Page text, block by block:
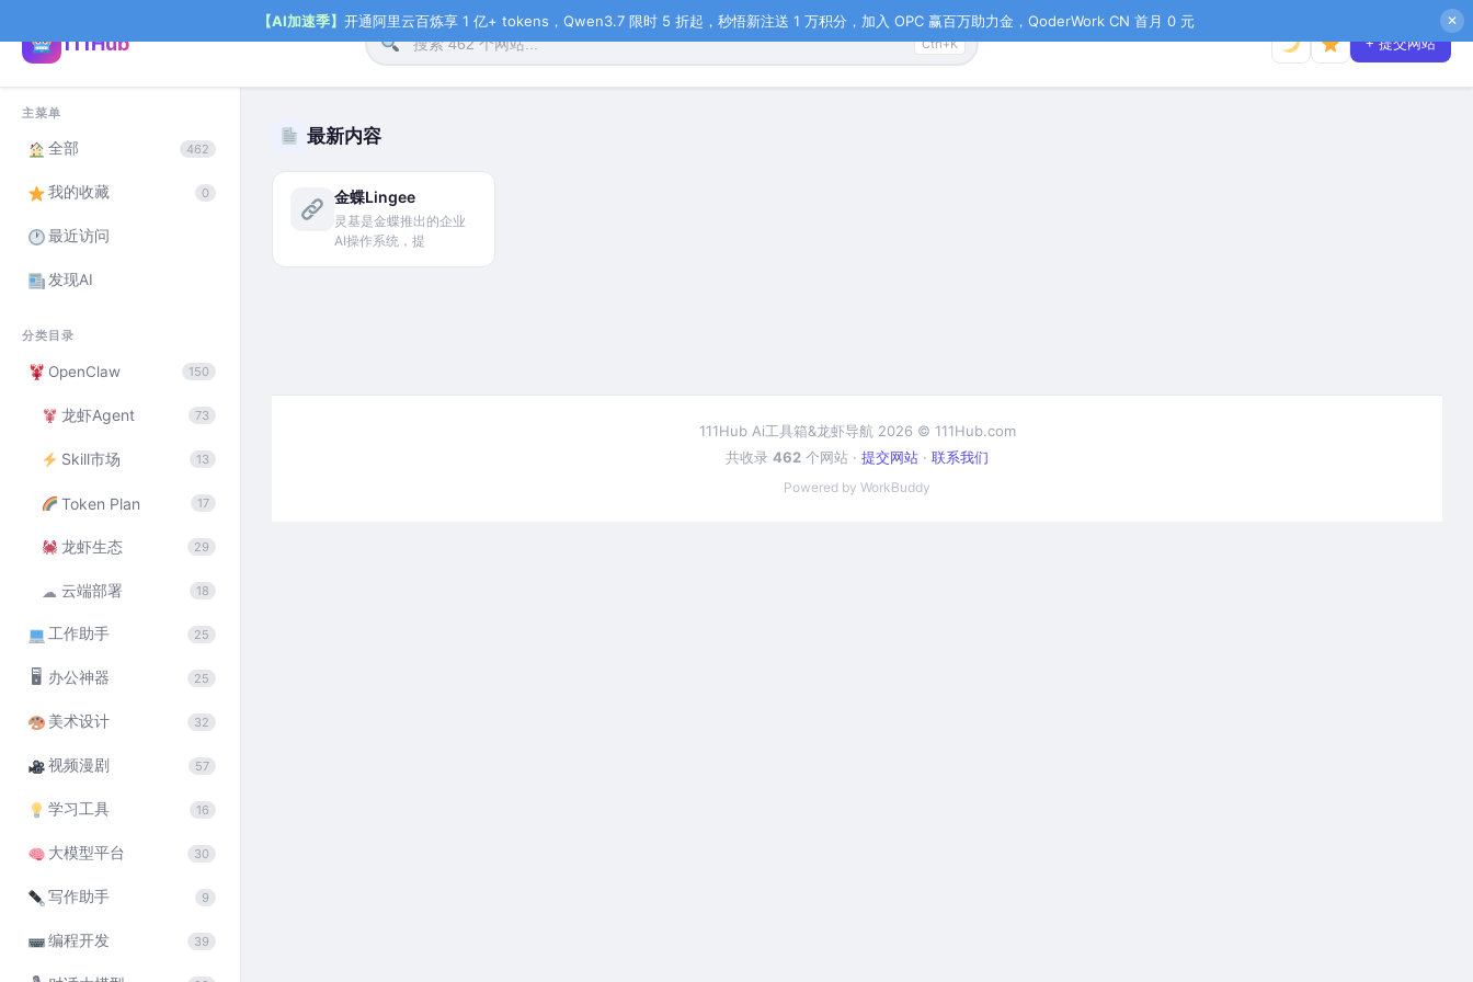
【AI加速季】 开通阿里云百炼享 1 亿+ tokens，Qwen3.7 限时 5 折起，秒悟新注送 1 万积分，加入 OPC 赢百万助力金，QoderWork CN 首月 0 元 ✕
111Hub Ctrl+K + 提交网站
主菜单
全部 462
我的收藏 0
最近访问
发现AI
分类目录
OpenClaw 150
龙虾Agent 73
Skill市场 13
Token Plan 17
龙虾生态 29
☁ 云端部署 18
工作助手 25
🖥 办公神器 25
美术设计 32
视频漫剧 57
学习工具 16
大模型平台 30
写作助手 9
编程开发 39
最新内容
金蝶Lingee
灵基是金蝶推出的企业
AI操作系统，提
111Hub Ai工具箱&龙虾导航 2026 © 111Hub.com
共收录 462 个网站 · 提交网站 · 联系我们
Powered by WorkBuddy